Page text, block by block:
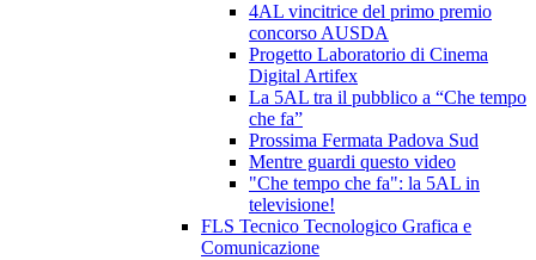
4AL vincitrice del primo premio
concorso AUSDA
Progetto Laboratorio di Cinema
Digital Artifex
La 5AL tra il pubblico a “Che tempo
che fa”
Prossima Fermata Padova Sud
Mentre guardi questo video
"Che tempo che fa": la 5AL in
televisione!
FLS Tecnico Tecnologico Grafica e
Comunicazione